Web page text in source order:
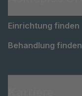
Einrichtung finden
Behandlung finden